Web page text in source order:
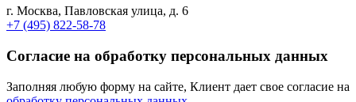
г. Москва, Павловская улица, д. 6
+7 (495) 822-58-78
Согласие на обработку персональных данных
Заполняя любую форму на сайте, Клиент дает свое согласие на